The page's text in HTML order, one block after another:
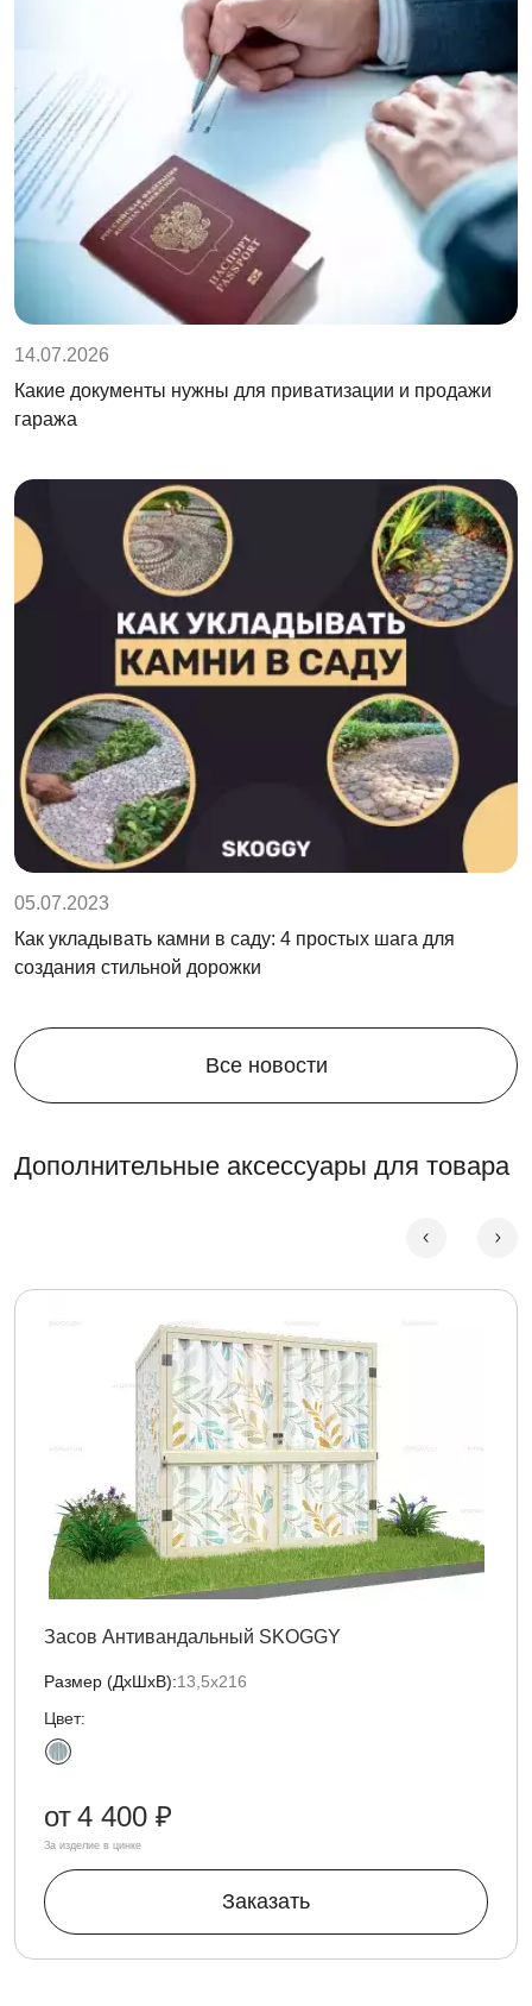
14.07.2026
Какие документы нужны для приватизации и продажи
гаража
05.07.2023
Как укладывать камни в саду: 4 простых шага для
создания стильной дорожки
Все новости
Дополнительные аксессуары для товара
Засов Антивандальный SKOGGY
Размер (ДxШxВ):13,5х216
Цвет:
от4 400 ₽
За изделие в цинке
Заказать